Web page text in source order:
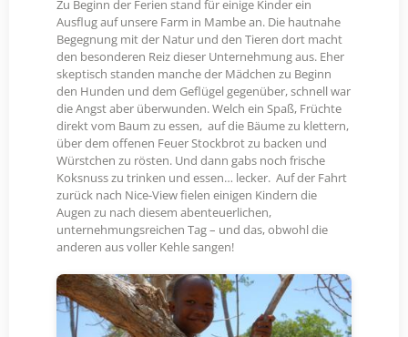
Zu Beginn der Ferien stand für einige Kinder ein
Ausflug auf unsere Farm in Mambe an. Die hautnahe
Begegnung mit der Natur und den Tieren dort macht
den besonderen Reiz dieser Unternehmung aus. Eher
skeptisch standen manche der Mädchen zu Beginn
den Hunden und dem Geflügel gegenüber, schnell war
die Angst aber überwunden. Welch ein Spaß, Früchte
direkt vom Baum zu essen, auf die Bäume zu klettern,
über dem offenen Feuer Stockbrot zu backen und
Würstchen zu rösten. Und dann gabs noch frische
Koksnuss zu trinken und essen… lecker. Auf der Fahrt
zurück nach Nice-View fielen einigen Kindern die
Augen zu nach diesem abenteuerlichen,
unternehmungsreichen Tag – und das, obwohl die
anderen aus voller Kehle sangen!